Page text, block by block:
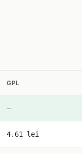
GPL
—
4.61 lei